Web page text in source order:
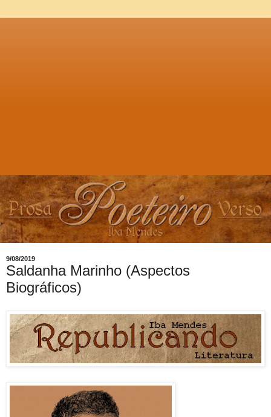
9/08/2019
Saldanha Marinho (Aspectos
Biográficos)